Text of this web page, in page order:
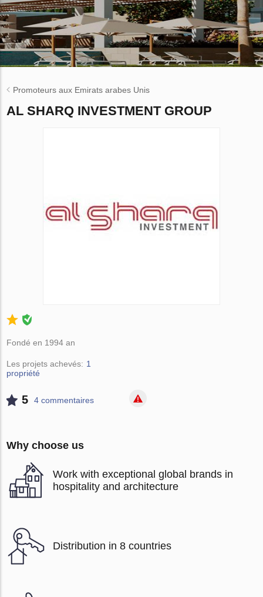
Promoteurs aux Emirats arabes Unis
AL SHARQ INVESTMENT GROUP
Fondé en 1994 an
Les projets achevés: 1
propriété
5 4 сommentaires
Why choose us
Work with exceptional global brands in
hospitality and architecture
Distribution in 8 countries